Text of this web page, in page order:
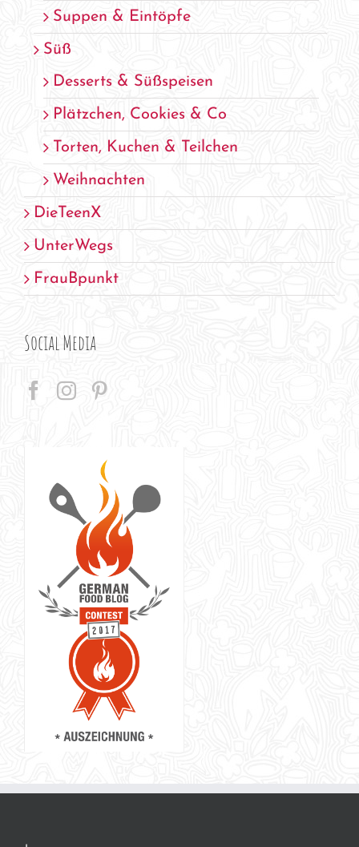
Suppen & Eintöpfe
Süß
Desserts & Süßspeisen
Plätzchen, Cookies & Co
Torten, Kuchen & Teilchen
Weihnachten
DieTeenX
UnterWegs
FrauBpunkt
Social Media